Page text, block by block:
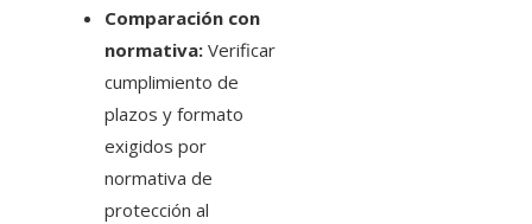
Comparación con
normativa: Verificar
cumplimiento de
plazos y formato
exigidos por
normativa de
protección al